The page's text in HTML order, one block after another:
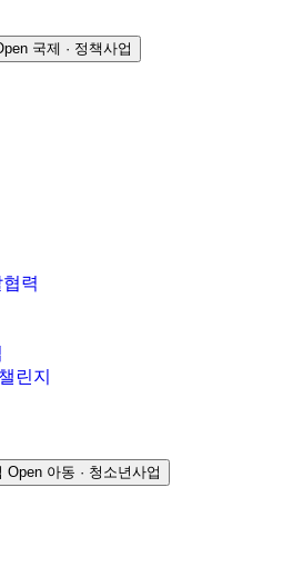
국제 · 정책사업
력
린지
Open 아동 · 청소년사업